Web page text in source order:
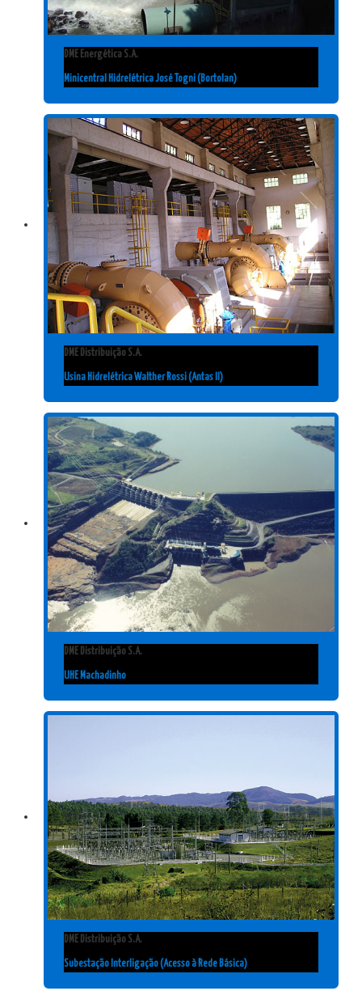
DME Energética S.A.
Minicentral Hidrelétrica José Togni (Bortolan)
DME Distribuição S.A.
Usina Hidrelétrica Walther Rossi (Antas II)
DME Distribuição S.A.
UHE Machadinho
DME Distribuição S.A.
Subestação Interligação (Acesso à Rede Básica)